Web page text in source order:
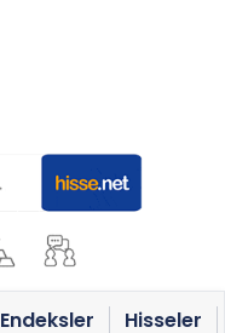
Endeksler Hisseler